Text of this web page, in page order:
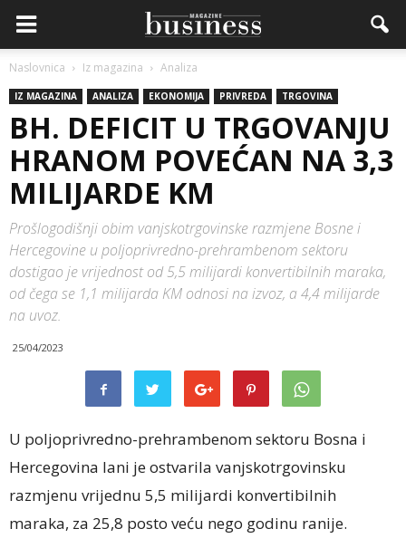
Naslovnica Iz magazina Analiza
IZ MAGAZINA ANALIZA EKONOMIJA PRIVREDA TRGOVINA
BH. DEFICIT U TRGOVANJU
HRANOM POVEĆAN NA 3,3
MILIJARDE KM
Prošlogodišnji obim vanjskotrgovinske razmjene Bosne i
Hercegovine u poljoprivredno-prehrambenom sektoru
dostigao je vrijednost od 5,5 milijardi konvertibilnih maraka,
od čega se 1,1 milijarda KM odnosi na izvoz, a 4,4 milijarde
na uvoz.
25/04/2023
U poljoprivredno-prehrambenom sektoru Bosna i
Hercegovina lani je ostvarila vanjskotrgovinsku
razmjenu vrijednu 5,5 milijardi konvertibilnih
maraka, za 25,8 posto veću nego godinu ranije.